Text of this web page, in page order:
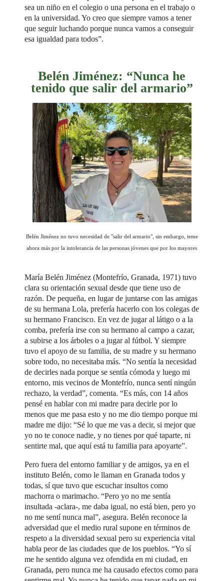
sea un niño en el colegio o una persona en el trabajo o
en la universidad. Yo creo que siempre vamos a tener
que seguir luchando porque nunca vamos a conseguir
esa igualdad para todos”.
Belén Jiménez: “Nunca he
tenido que salir del armario”
Belén Jiménez no tuvo necesidad de "salir del armario", sin embargo, teme
ahora más por la intolerancia de las personas jóvenes que por los mayores
María Belén Jiménez (Montefrío, Granada, 1971) tuvo
clara su orientación sexual desde que tiene uso de
razón. De pequeña, en lugar de juntarse con las amigas
de su hermana Lola, prefería hacerlo con los colegas de
su hermano Francisco. En vez de jugar al látigo o a la
comba, prefería irse con su hermano al campo a cazar,
a subirse a los árboles o a jugar al fútbol. Y siempre
tuvo el apoyo de su familia, de su madre y su hermano
sobre todo, no necesitaba más. “No sentía la necesidad
de decirles nada porque se sentía cómoda y luego mi
entorno, mis vecinos de Montefrío, nunca sentí ningún
rechazo, la verdad”, comenta. “Es más, con 14 años
pensé en hablar con mi madre para decirle por lo
menos que me pasa esto y no me dio tiempo porque mi
madre me dijo: “Sé lo que me vas a decir, si mejor que
yo no te conoce nadie, y no tienes por qué taparte, ni
sentirte mal, que aquí está tu familia para apoyarte”.
Pero fuera del entorno familiar y de amigos, ya en el
instituto Belén, como le llaman en Granada todos y
todas, sí que tuvo que escuchar insultos como
machorra o marimacho. “Pero yo no me sentía
insultada -aclara-, me daba igual, no está bien, pero yo
no me sentí nunca mal”, asegura. Belén reconoce la
adversidad que el medio rural supone en términos de
respeto a la diversidad sexual pero su experiencia vital
habla peor de las ciudades que de los pueblos. “Yo sí
me he sentido alguna vez ofendida en mi ciudad, en
Granada, pero nunca me ha causado efectos como para